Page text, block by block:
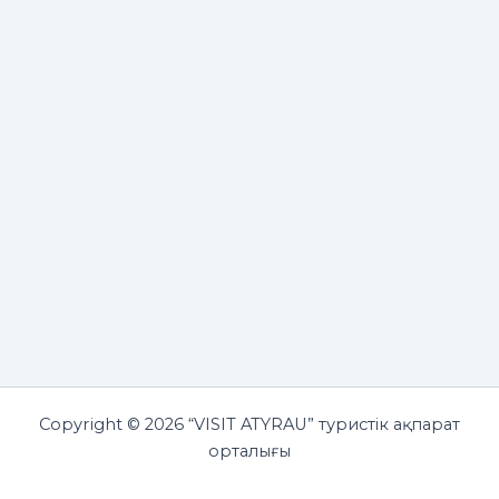
Copyright © 2026 “VISIT ATYRAU” туристік ақпарат
орталығы